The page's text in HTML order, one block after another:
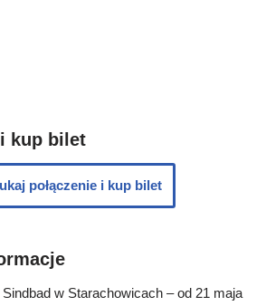
kup bilet
połączenie i kup bilet
w Starachowicach – od 21 maja